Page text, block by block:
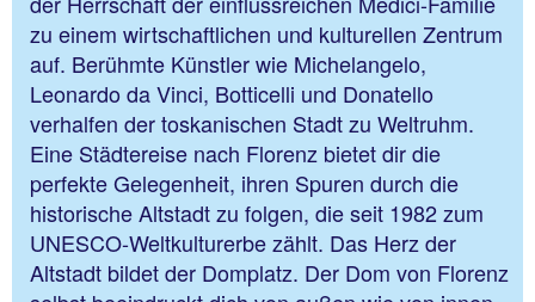
zu einem wirtschaftlichen und kulturellen Zentrum
auf. Berühmte Künstler wie Michelangelo,
Leonardo da Vinci, Botticelli und Donatello
verhalfen der toskanischen Stadt zu Weltruhm.
Eine Städtereise nach Florenz bietet dir die
perfekte Gelegenheit, ihren Spuren durch die
historische Altstadt zu folgen, die seit 1982 zum
UNESCO-Weltkulturerbe zählt. Das Herz der
Altstadt bildet der Domplatz. Der Dom von Florenz